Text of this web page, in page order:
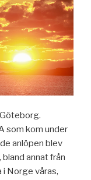
som kom under
anlöpen blev
annat från
Norge våras,